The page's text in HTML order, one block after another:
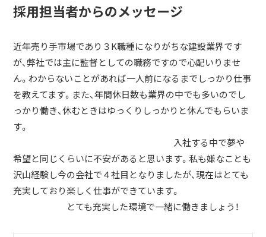
採用担当者からのメッセージ
近年売り手市場であり３K職種になりがちな建設業界です
が、弊社では主に監督としての職務ですので心配いりませ
ん。わからないことがあれば一人前になるまでしっかり仕事
を教えてます。また、年間休日数も業界の中でも多いのでし
っかり働き、休むときはゆっくりしっかりと休んでもらいま
す。
入社する中で夢や
希望と同じくらいに不安があると思います。私も嫌なことも
沢山経験し今の会社で４社目となりましたが、現在はとても
充実しており楽しく仕事ができています。
とても充実した環境で一緒に働きましょう！